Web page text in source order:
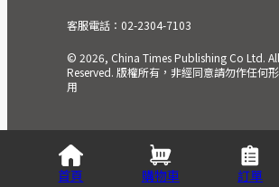
客服電話：02-2304-7103
© 2026, China Times Publishing Co Ltd.
Reserved. 版權所有，非經同意請勿作任何
用
首頁 購物車 訂單